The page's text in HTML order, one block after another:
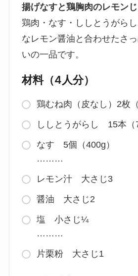
揚げなすと鶏胸肉のレモン
鶏肉・なす・ししとうがら
なレモン醤油と合わせたさ
いの一品です。
材料（4人分）
鶏むね肉（皮なし）2枚（
ししとうがらし 15本（
なす 5個（400g）
………
レモン汁 大さじ3
醤油 大さじ2
塩 小さじ¼
………
片栗粉 大さじ1